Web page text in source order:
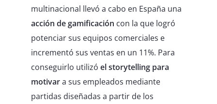
multinacional llevó a cabo en España una
acción de gamificación con la que logró
potenciar sus equipos comerciales e
incrementó sus ventas en un 11%. Para
conseguirlo utilizóel storytelling para
motivara sus empleados mediante
partidas diseñadas a partir de los